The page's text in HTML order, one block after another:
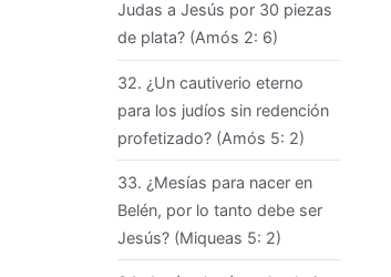
Judas a Jesús por 30 piezas
de plata? (Amós 2: 6)
32. ¿Un cautiverio eterno
para los judíos sin redención
profetizado? (Amós 5: 2)
33. ¿Mesías para nacer en
Belén, por lo tanto debe ser
Jesús? (Miqueas 5: 2)